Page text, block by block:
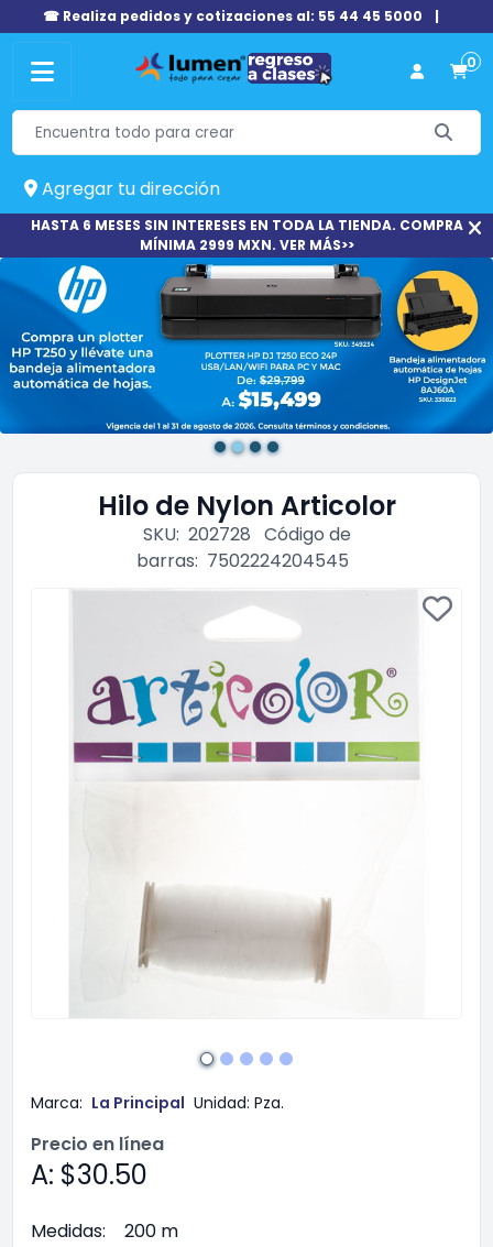
☎ Realiza pedidos y cotizaciones al: 55 44 45 5000 |
0
Agregar tu dirección
HASTA 6 MESES SIN INTERESES EN TODA LA TIENDA. COMPRA
MÍNIMA 2999 MXN. VER MÁS>>
Hilo de Nylon Articolor
SKU: 202728 Código de
barras: 7502224204545
Marca: La Principal Unidad: Pza.
Precio en línea
A: $30.50
Medidas: 200 m